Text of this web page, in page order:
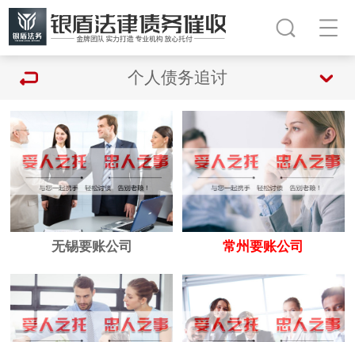
个人债务追讨
无锡要账公司 常州要账公司